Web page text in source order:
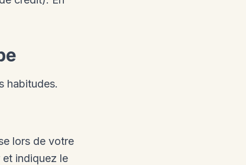
habitudes.
lors de votre
indiquez le